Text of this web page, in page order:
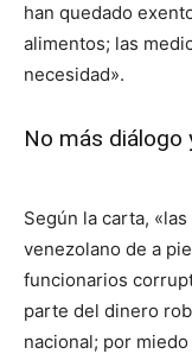
han quedado
alimentos; las
necesidad».
No más diálogo
Según la carta,
venezolano de a
funcionarios
parte del dinero
nacional; por